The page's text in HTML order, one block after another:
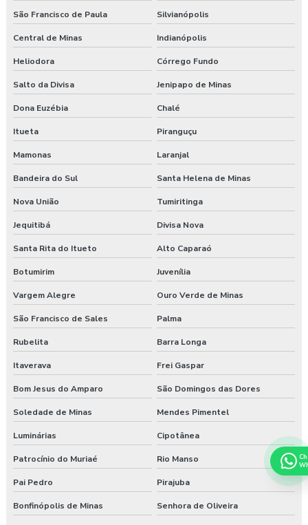
São Francisco de Paula Silvianópolis
Central de Minas Indianópolis
Heliodora Córrego Fundo
Salto da Divisa Jenipapo de Minas
Dona Euzébia Chalé
Itueta Piranguçu
Mamonas Laranjal
Bandeira do Sul Santa Helena de Minas
Nova União Tumiritinga
Jequitibá Divisa Nova
Santa Rita do Itueto Alto Caparaó
Botumirim Juvenília
Vargem Alegre Ouro Verde de Minas
São Francisco de Sales Palma
Rubelita Barra Longa
Itaverava Frei Gaspar
Bom Jesus do Amparo São Domingos das Dores
Soledade de Minas Mendes Pimentel
Luminárias Cipotânea
Patrocínio do Muriaé Rio Manso
Pai Pedro Pirajuba
Bonfinópolis de Minas Senhora de Oliveira